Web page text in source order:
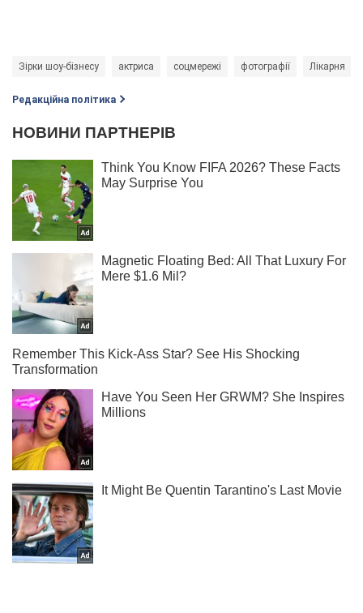
Зірки шоу-бізнесу актриса соцмережі фотографії Лікарня
Редакційна політика